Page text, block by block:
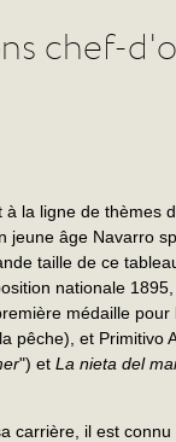
chef-
la ligne de thèmes
âge Navarro
taille de ce
nationale
médaille pour
pêche), et Primitivo
") et La nieta del
carrière, il est